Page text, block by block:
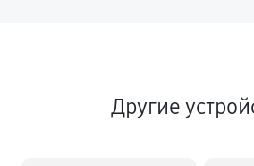
Другие